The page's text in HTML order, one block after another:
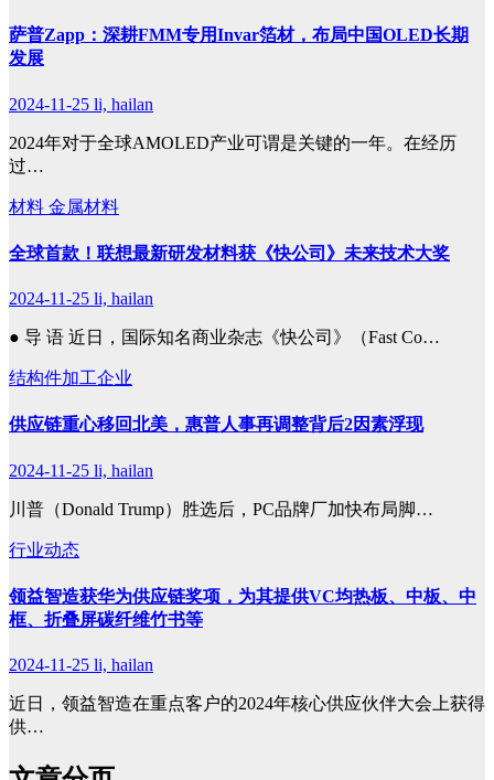
萨普Zapp：深耕FMM专用Invar箔材，布局中国OLED长期
发展
2024-11-25 li, hailan
2024年对于全球AMOLED产业可谓是关键的一年。在经历
过…
材料 金属材料
全球首款！联想最新研发材料获《快公司》未来技术大奖
2024-11-25 li, hailan
● 导 语 近日，国际知名商业杂志《快公司》（Fast Co…
结构件加工企业
供应链重心移回北美，惠普人事再调整背后2因素浮现
2024-11-25 li, hailan
川普（Donald Trump）胜选后，PC品牌厂加快布局脚…
行业动态
领益智造获华为供应链奖项，为其提供VC均热板、中板、中
框、折叠屏碳纤维竹书等
2024-11-25 li, hailan
近日，领益智造在重点客户的2024年核心供应伙伴大会上获得
供…